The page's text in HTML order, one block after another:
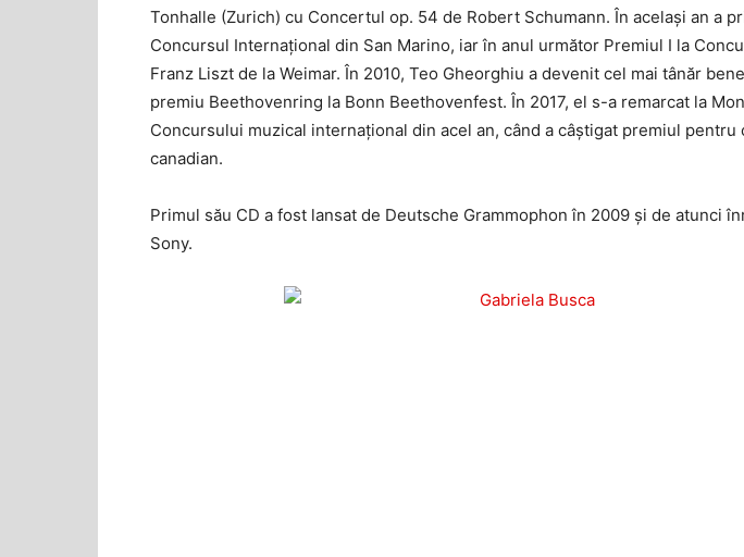
Tonhalle (Zurich) cu Concertul op. 54 de Robert Schumann. În același an a
Concursul Internațional din San Marino, iar în anul următor Premiul I la
Franz Liszt de la Weimar. În 2010, Teo Gheorghiu a devenit cel mai tânăr
premiu Beethovenring la Bonn Beethovenfest. În 2017, el s-a remarcat la
Concursului muzical internațional din acel an, când a câștigat premiul pentru
canadian.
Primul său CD a fost lansat de Deutsche Grammophon în 2009 și de atunci
Sony.